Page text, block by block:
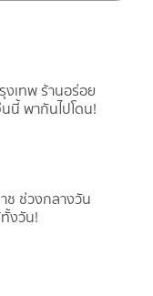
งเทพ ร้านอร่อย
นี้ พากันไปโดน!
ช ช่วงกลางวัน
งวัน!